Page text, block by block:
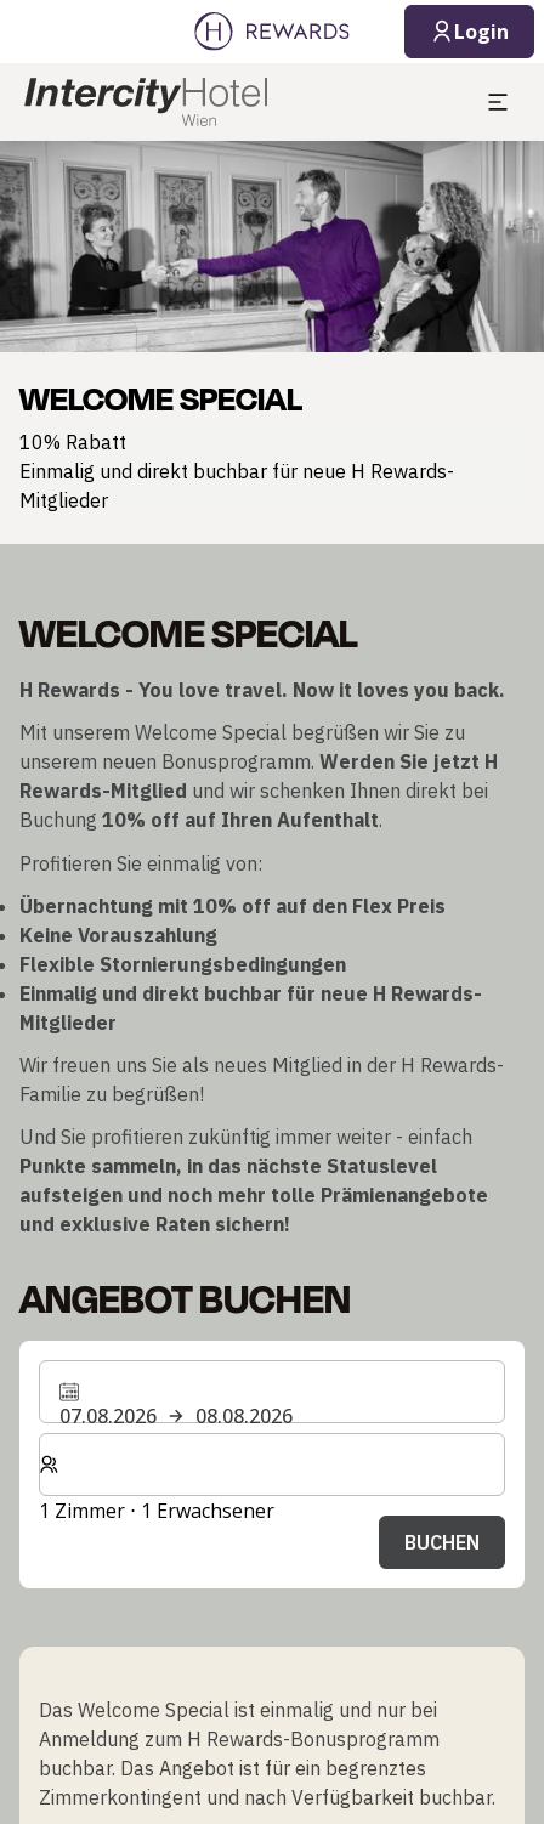
Login
Dia 1 von 1
WELCOME SPECIAL
10% Rabatt
Einmalig und direkt buchbar für neue H Rewards-
Mitglieder
WELCOME SPECIAL
H Rewards - You love travel. Now it loves you back.
Mit unserem Welcome Special begrüßen wir Sie zu
unserem neuen Bonusprogramm. Werden Sie jetzt H
Rewards-Mitglied und wir schenken Ihnen direkt bei
Buchung 10% off auf Ihren Aufenthalt.
Profitieren Sie einmalig von:
Übernachtung mit 10% off auf den Flex Preis
Keine Vorauszahlung
Flexible Stornierungsbedingungen
Einmalig und direkt buchbar für neue H Rewards-
Mitglieder
Wir freuen uns Sie als neues Mitglied in der H Rewards-
Familie zu begrüßen!
Und Sie profitieren zukünftig immer weiter - einfach
Punkte sammeln, in das nächste Statuslevel
aufsteigen und noch mehr tolle Prämienangebote
und exklusive Raten sichern!
ANGEBOT BUCHEN
07.08.2026
08.08.2026
Wählen Sie die Anzahl der Zimmer und Gäste für Ihren
1 Zimmer ⋅ 1 Erwachsener
BUCHEN
Das Welcome Special ist einmalig und nur bei
Anmeldung zum H Rewards-Bonusprogramm
buchbar. Das Angebot ist für ein begrenztes
Zimmerkontingent und nach Verfügbarkeit buchbar.